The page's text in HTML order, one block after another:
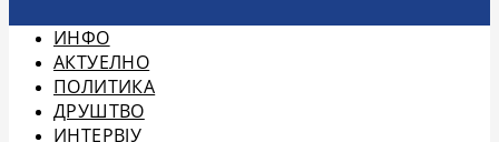
ИНФО
АКТУЕЛНО
ПОЛИТИКА
ДРУШТВО
ИНТЕРВЈУ